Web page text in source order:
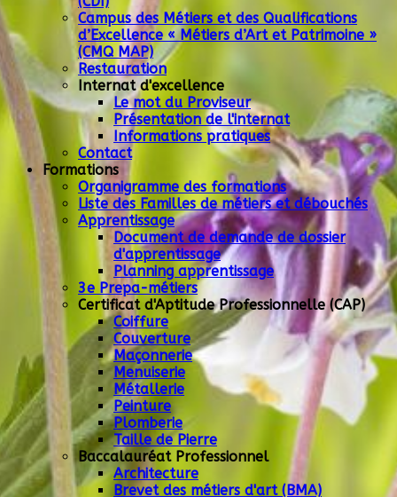
Campus des Métiers et des Qualifications
d’Excellence « Métiers d’Art et Patrimoine »
(CMQ MAP)
Restauration
Internat d'excellence
Le mot du Proviseur
Présentation de l'internat
Informations pratiques
Contact
Formations
Organigramme des formations
Liste des Familles de métiers et débouchés
Apprentissage
Document de demande de dossier
d'apprentissage
Planning apprentissage
3e Prepa-métiers
Certificat d'Aptitude Professionnelle (CAP)
Coiffure
Couverture
Maçonnerie
Menuiserie
Métallerie
Peinture
Plomberie
Taille de Pierre
Baccalauréat Professionnel
Architecture
Brevet des métiers d'art (BMA)